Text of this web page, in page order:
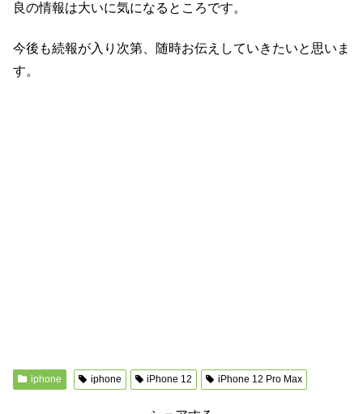
良の情報は大いに気になるところです。
今後も続報が入り次第、随時お伝えしていきたいと思いま
す。
iphone iphone iPhone 12 iPhone 12 Pro Max